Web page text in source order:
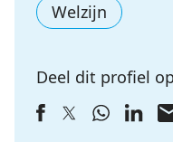
Welzijn
Deel dit profiel op